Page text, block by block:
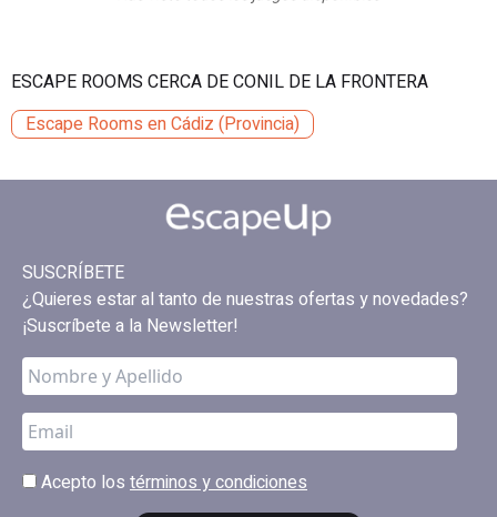
ESCAPE ROOMS CERCA DE CONIL DE LA FRONTERA
Escape Rooms en Cádiz (Provincia)
SUSCRÍBETE
¿Quieres estar al tanto de nuestras ofertas y novedades?
¡Suscríbete a la Newsletter!
Acepto los términos y condiciones